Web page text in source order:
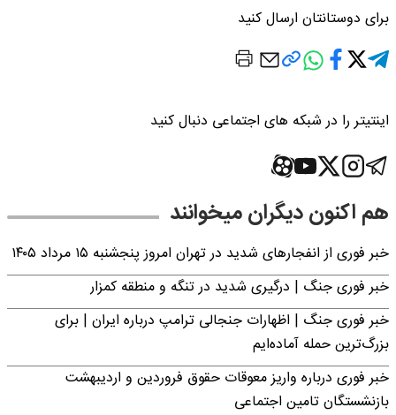
برای دوستانتان ارسال کنید
اینتیتر را در شبکه های اجتماعی دنبال کنید
هم اکنون دیگران میخوانند
خبر فوری از انفجارهای شدید در تهران امروز پنجشنبه ۱۵ مرداد ۱۴۰۵
خبر فوری جنگ | درگیری شدید در تنگه و منطقه کمزار
خبر فوری جنگ | اظهارات جنجالی ترامپ درباره ایران | برای
بزرگ‌ترین حمله آماده‌ایم
خبر فوری درباره واریز معوقات حقوق فروردین و اردیبهشت
بازنشستگان تامین اجتماعی